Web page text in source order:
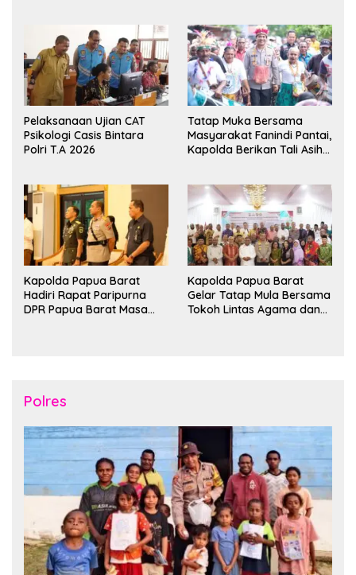
Persahabatan
Pangan Papua Barat
Pelaksanaan Ujian CAT
Psikologi Casis Bintara
Polri T.A 2026
Tatap Muka Bersama
Masyarakat Fanindi Pantai,
Kapolda Berikan Tali Asih
Kapolda Papua Barat
Hadiri Rapat Paripurna
DPR Papua Barat Masa
Kapolda Papua Barat
Gelar Tatap Mula Bersama
Tokoh Lintas Agama dan
Polres